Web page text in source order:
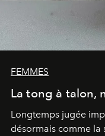
FEMMES
La tong à talon,
Longtemps jugée
désormais comme la